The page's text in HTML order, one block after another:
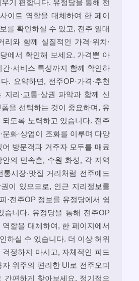
기 편합니다. 유정당을 통해 전
이트 역할을 대체하여 한 페이
를 확인하실 수 있고, 전주 일대
리와 함께 실질적인 가격·위치·
에서 확인해 보세요. 가격뿐 아
간·서비스 특성까지 함께 확인하
. 요약하면, 전주OP·가격·추천
리·교통·상권 파악과 함께 신
을 선택하는 것이 중요하며, 유
도록 노력하고 있습니다. 전주
문화·상업이 조화를 이루며 다양
방문객과 거주자 모두를 매료
의 민속촌, 수원 화성, 각 지역
통시장·맛집 거리처럼 전주에도
이 있으므로, 인근 지리정보를
·전주OP 정보를 유정당에서 쉽
습니다. 유정당을 통해 전주OP
할을 대체하여, 한 페이지에서
하실 수 있습니다. 더 이상 허위
걱정하지 마시고, 자체적인 피드
위주의 편리한 UI로 전주오피
간편하게 찾아보세요. 정기적으